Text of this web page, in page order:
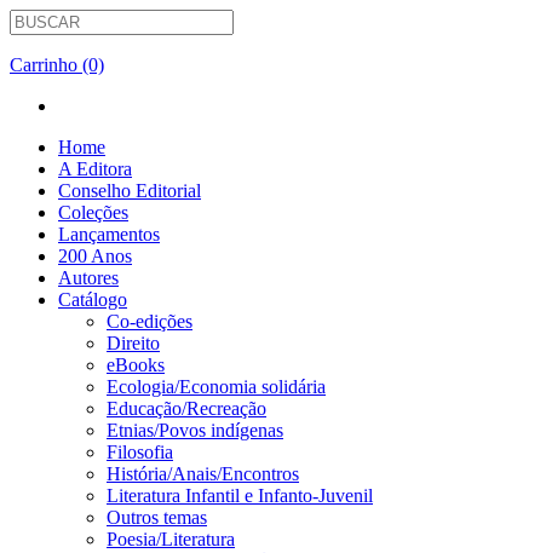
Carrinho (0)
Home
A Editora
Conselho Editorial
Coleções
Lançamentos
200 Anos
Autores
Catálogo
Co-edições
Direito
eBooks
Ecologia/Economia solidária
Educação/Recreação
Etnias/Povos indígenas
Filosofia
História/Anais/Encontros
Literatura Infantil e Infanto-Juvenil
Outros temas
Poesia/Literatura